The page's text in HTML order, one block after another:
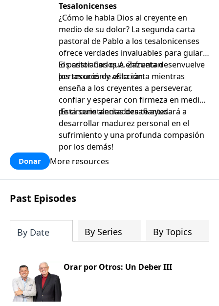
Tesalonicenses
¿Cómo le habla Dios al creyente en
medio de su dolor? La segunda carta
pastoral de Pablo a los tesalonicenses
ofrece verdades invaluables para guiar a
los cristianos que enfrentan
persecución y aflicción.
El pastor Carlos A. Zazueta desenvuelve
los tesoros de esta carta mientras
enseña a los creyentes a perseverar,
confiar y esperar con firmeza en medio
de circunstancias desafiantes.
¡Esta serie alentadora te ayudará a
desarrollar madurez personal en el
sufrimiento y una profunda compasión
por los demás!
Donar More resources
Past Episodes
By Date By Series By Topics
Orar por Otros: Un Deber III